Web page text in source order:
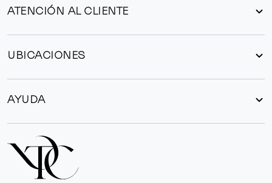
ATENCIÓN AL CLIENTE
UBICACIONES
AYUDA